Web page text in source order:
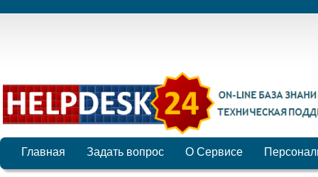
Главная Задать вопрос О Сервисе